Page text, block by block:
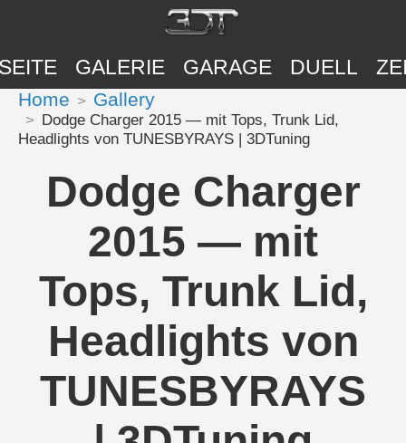
GALERIE GARAGE DUELL
Home Gallery
Dodge Charger 2015 — mit Tops, Trunk Lid,
Headlights von TUNESBYRAYS | 3DTuning
Dodge Charger
2015 — mit
Tops, Trunk Lid,
Headlights von
TUNESBYRAYS